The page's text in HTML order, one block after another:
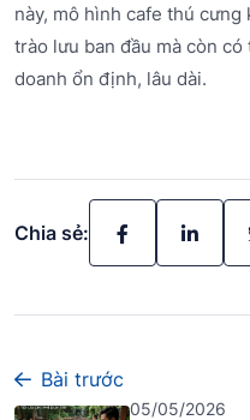
này, mô hình cafe thú
trào lưu ban đầu mà còn
doanh ổn định, lâu dài.
Chia sẻ:
Bài trước
05/05/2026